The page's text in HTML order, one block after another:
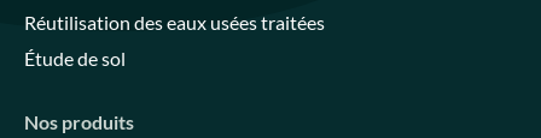
Réutilisation des eaux usées traitées
Étude de sol
Nos produits